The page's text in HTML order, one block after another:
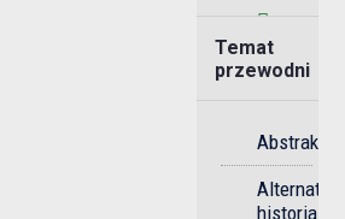
akcji
Rytmiczna
Temat
przewodni
historia